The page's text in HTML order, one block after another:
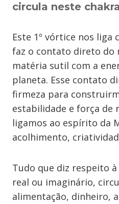
circula neste
Este 1º vórtice nos liga
faz o contato direto do
matéria sutil com a
planeta. Esse contato
firmeza para
estabilidade e força de
ligamos ao espírito da
acolhimento,
Tudo que diz respeito
real ou imaginário,
alimentação, dinheiro,